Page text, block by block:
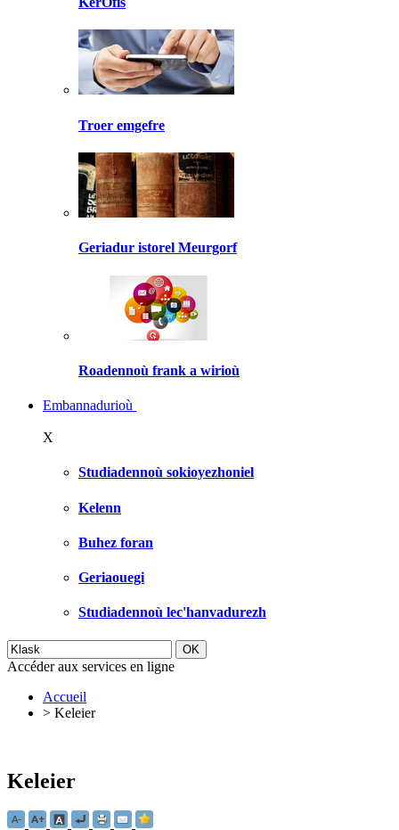
Troer emgefre
Geriadur istorel Meurgorf
Roadennoù frank a wirioù
Embannadurioù
X
Studiadennoù sokioyezhoniel
Kelenn
Buhez foran
Geriaouegi
Studiadennoù lec'hanvadurezh
Accéder aux services en ligne
Accueil
> Keleier
Keleier